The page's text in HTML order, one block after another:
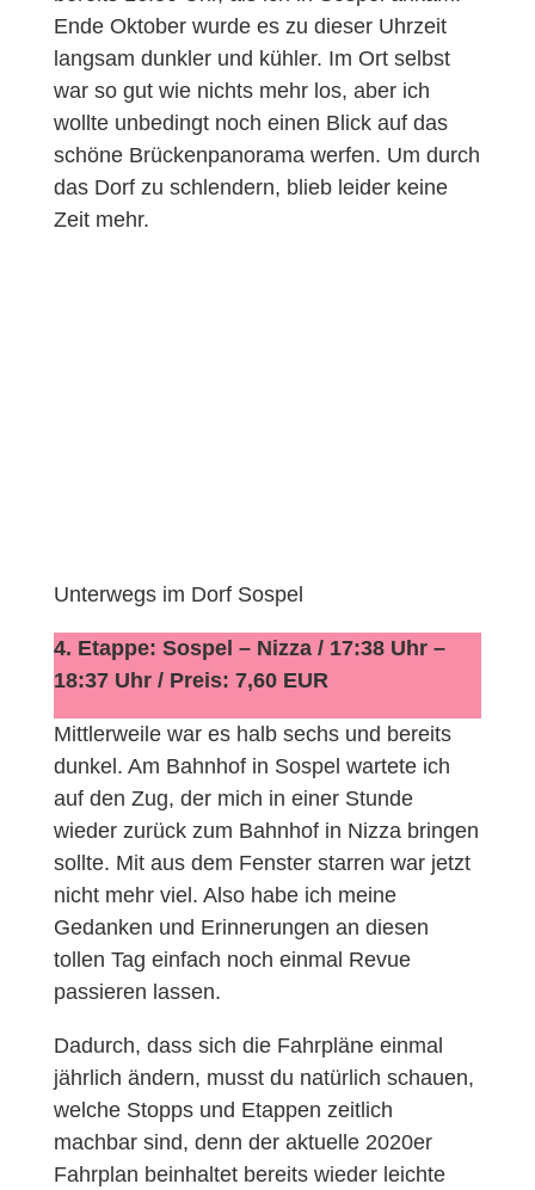
Ende Oktober wurde es zu dieser Uhrzeit
langsam dunkler und kühler. Im Ort selbst
war so gut wie nichts mehr los, aber ich
wollte unbedingt noch einen Blick auf das
schöne Brückenpanorama werfen. Um durch
das Dorf zu schlendern, blieb leider keine
Zeit mehr.
Unterwegs im Dorf Sospel
4. Etappe: Sospel – Nizza / 17:38 Uhr –
18:37 Uhr / Preis: 7,60 EUR
Mittlerweile war es halb sechs und bereits
dunkel. Am Bahnhof in Sospel wartete ich
auf den Zug, der mich in einer Stunde
wieder zurück zum Bahnhof in Nizza bringen
sollte. Mit aus dem Fenster starren war jetzt
nicht mehr viel. Also habe ich meine
Gedanken und Erinnerungen an diesen
tollen Tag einfach noch einmal Revue
passieren lassen.
Dadurch, dass sich die Fahrpläne einmal
jährlich ändern, musst du natürlich schauen,
welche Stopps und Etappen zeitlich
machbar sind, denn der aktuelle 2020er
Fahrplan beinhaltet bereits wieder leichte